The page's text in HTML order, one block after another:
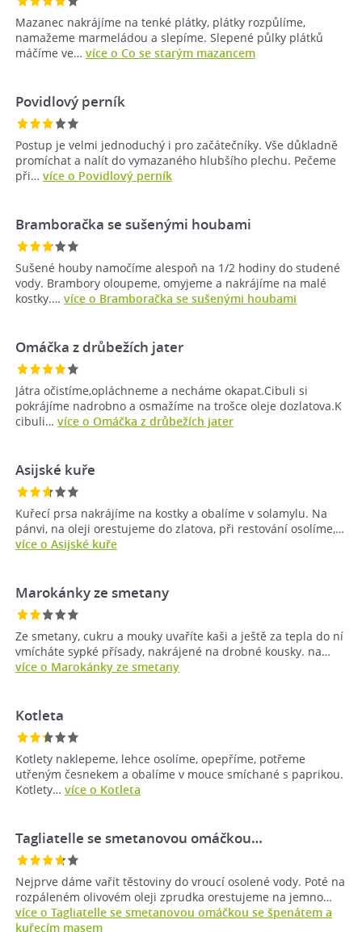
Mazanec nakrájíme na tenké plátky, plátky rozpůlíme,
namažeme marmeládou a slepíme. Slepené půlky plátků
máčíme ve… více o Co se starým mazancem
Povidlový perník
Postup je velmi jednoduchý i pro začátečníky. Vše důkladně
promíchat a nalít do vymazaného hlubšího plechu. Pečeme
při… více o Povidlový perník
Bramboračka se sušenými houbami
Sušené houby namočíme alespoň na 1/2 hodiny do studené
vody. Brambory oloupeme, omyjeme a nakrájíme na malé
kostky.… více o Bramboračka se sušenými houbami
Omáčka z drůbežích jater
Játra očistíme,opláchneme a necháme okapat.Cibuli si
pokrájíme nadrobno a osmažíme na trošce oleje dozlatova.K
cibuli… více o Omáčka z drůbežích jater
Asijské kuře
Kuřecí prsa nakrájíme na kostky a obalíme v solamylu. Na
pánvi, na oleji orestujeme do zlatova, při restování osolíme,…
více o Asijské kuře
Marokánky ze smetany
Ze smetany, cukru a mouky uvaříte kaši a ještě za tepla do ní
vmícháte sypké přísady, nakrájené na drobné kousky. na…
více o Marokánky ze smetany
Kotleta
Kotlety naklepeme, lehce osolíme, opepříme, potřeme
utřeným česnekem a obalíme v mouce smíchané s paprikou.
Kotlety… více o Kotleta
Tagliatelle se smetanovou omáčkou…
Nejprve dáme vařit těstoviny do vroucí osolené vody. Poté na
rozpáleném olivovém oleji zprudka orestujeme na jemno…
více o Tagliatelle se smetanovou omáčkou se špenátem a
kuřecím masem